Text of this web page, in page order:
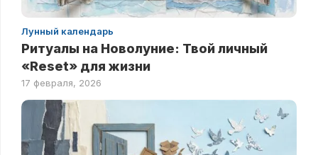
Лунный календарь
Ритуалы на Новолуние: Твой личный
«Reset» для жизни
17 февраля, 2026